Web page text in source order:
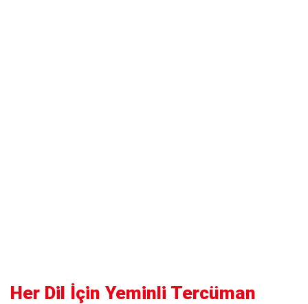
Her Dil İçin Yeminli Tercüman